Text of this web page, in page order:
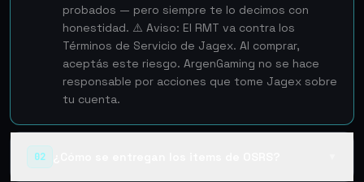
probados — pero siempre te lo decimos con
honestidad. ⚠️ Aviso: El RMT va contra los
Términos de Servicio de Jagex. Al comprar,
aceptás este riesgo. ArgenGaming no se hace
responsable por acciones que tome Jagex sobre
tu cuenta.
02